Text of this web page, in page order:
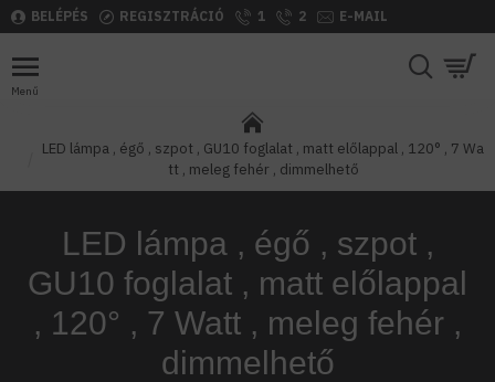
BELÉPÉS REGISZTRÁCIÓ 1 2 E-MAIL
LED lámpa , égő , szpot , GU10 foglalat , matt előlappal , 120° , 7 Wa
tt , meleg fehér , dimmelhető
LED lámpa , égő , szpot ,
GU10 foglalat , matt előlappal
, 120° , 7 Watt , meleg fehér ,
dimmelhető